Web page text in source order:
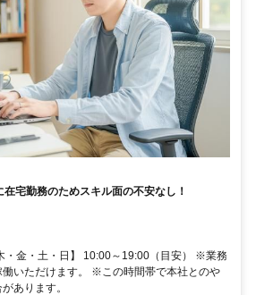
在宅勤務のためスキル面の不安なし！
・金・土・日】 10:00～19:00（目安） ※業務
いただけます。 ※この時間帯で本社とのや
あります。